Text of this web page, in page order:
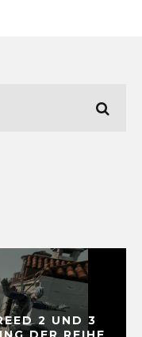
2 UND 3